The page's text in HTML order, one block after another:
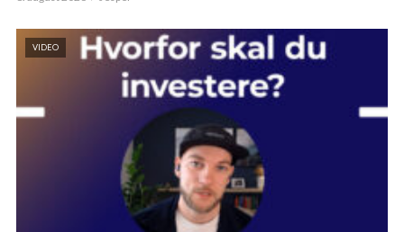
VIDEO